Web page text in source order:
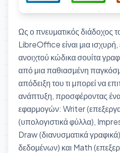
Ως ο πνευματικός
LibreOffice είναι μια
ανοιχτού κώδικα σουίτα
από μια παθιασμένη
απόδειξη του τι μπορεί να
ανάπτυξη, προσφέροντας
εφαρμογών: Writer
(υπολογιστικά φύλλα),
Draw (διανυσματικά
δεδομένων) και Math